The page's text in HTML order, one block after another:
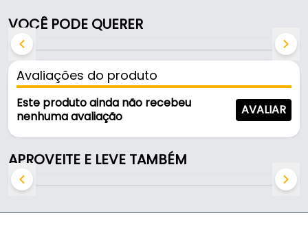
Fabricada em Nylon, é resistente e durável no uso
diário.
Características:
- Marca: Thompson
- Modelo: Abraçadeira Nylon
- Dimensões: 4,8 x 200 mm
- Aplicação: Fixação e prendimento de tubos, cabos
VOCÊ PODE QUERER
Avaliações do produto
Este produto ainda não recebeu
nenhuma avaliação
AVALIAR
APROVEITE E LEVE TAMBÉM